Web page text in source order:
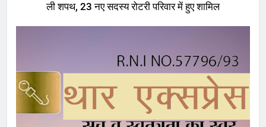
ली शपथ, 23 नए सदस्य रोटरी परिवार में हुए शामिल